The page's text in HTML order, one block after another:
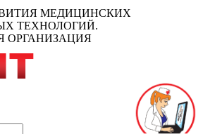
МЕДИЦИНСКИХ
ТЕХНОЛОГИЙ.
ОРГАНИЗАЦИЯ